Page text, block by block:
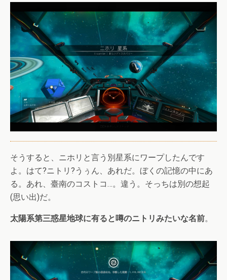
そうすると、ニホリと言う別星系にワープしたんです
よ。はて?ニトリ?うぅん、あれだ。ぼくの記憶の中にあ
る。あれ、臺南のコストコ…。違う。そっちは別の想起
(思い出)だ。
太陽系第三惑星地球に有ると噂のニトリみたいな名前。